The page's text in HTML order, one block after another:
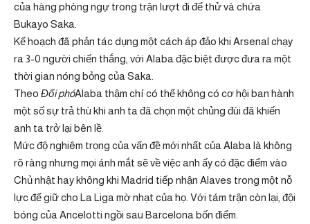
của hàng phòng ngự trong trận lượt đi để thử và chứa
Bukayo Saka.
Kế hoạch đã phản tác dụng một cách áp đảo khi Arsenal chạy
ra 3-0 người chiến thắng, với Alaba đặc biệt được đưa ra một
thời gian nóng bỏng của Saka.
Theo Đối phóAlaba thậm chí có thể không có cơ hội ban hành
một số sự trả thù khi anh ta đã chọn một chủng đùi đã khiến
anh ta trở lại bên lề.
Mức độ nghiêm trọng của vấn đề mới nhất của Alaba là không
rõ ràng nhưng mọi ánh mắt sẽ về việc anh ấy có đặc điểm vào
Chủ nhật hay không khi Madrid tiếp nhận Alaves trong một nỗ
lực để giữ cho La Liga mờ nhạt của họ. Với tám trận còn lại, đội
bóng của Ancelotti ngồi sau Barcelona bốn điểm.